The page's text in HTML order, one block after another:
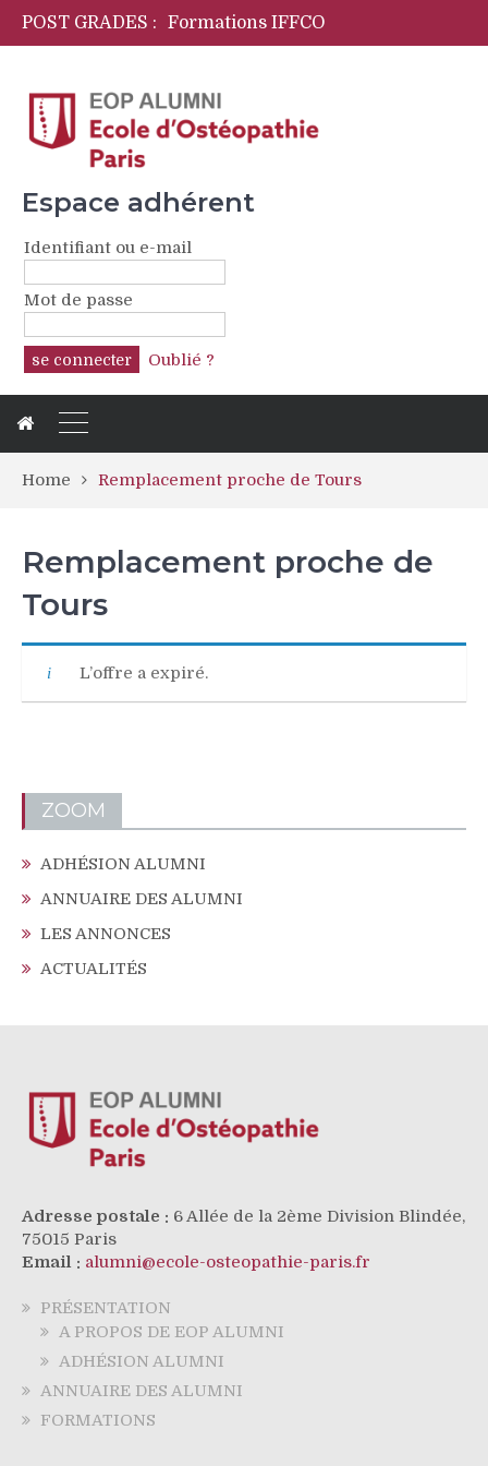
POST GRADES :
Formations IFFCO
Initiation langage des signes pour ostéopathes
CFPCO
Espace adhérent
Identifiant ou e-mail
Mot de passe
Oublié ?
Home Remplacement proche de Tours
Remplacement proche de
Tours
L’offre a expiré.
ZOOM
ADHÉSION ALUMNI
ANNUAIRE DES ALUMNI
LES ANNONCES
ACTUALITÉS
Adresse postale : 6 Allée de la 2ème Division Blindée,
75015 Paris
Email : alumni@ecole-osteopathie-paris.fr
PRÉSENTATION
A PROPOS DE EOP ALUMNI
ADHÉSION ALUMNI
ANNUAIRE DES ALUMNI
FORMATIONS